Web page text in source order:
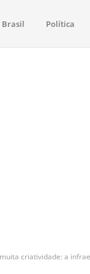
saúde,
Brasil Política
criatividade: a